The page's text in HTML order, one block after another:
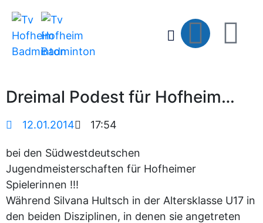
Dreimal Podest für Hofheim…
12.01.2014 17:54
bei den Südwestdeutschen
Jugendmeisterschaften für Hofheimer
Spielerinnen !!!
Während Silvana Hultsch in der Altersklasse U17 in
den beiden Disziplinen, in denen sie angetreten